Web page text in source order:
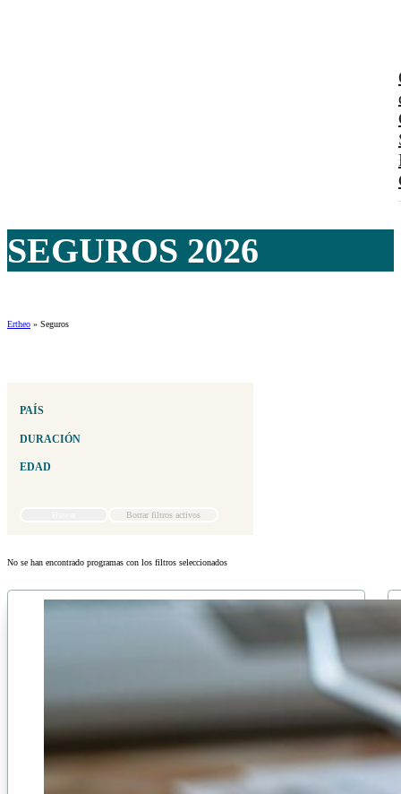
SEGUROS 2026
Ertheo » Seguros
PAÍS
DURACIÓN
EDAD
Borrar filtros activos
No se han encontrado programas con los filtros seleccionados